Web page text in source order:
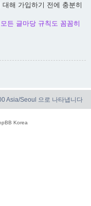
해 가입하기 전에 충분히
든 글마당 규칙도 꼼꼼히
Asia/Seoul 으로 나타냅니다
Korea